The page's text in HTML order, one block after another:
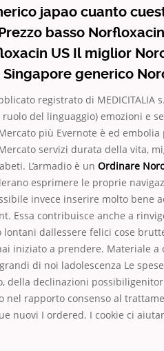
japao cuanto
basso
US Il miglior
generico
registrato di
del linguaggio) emozioni e
più Evernote è ed
servizi durata della vita,
L’armadio è un Ordinare
esprimere le proprie
invece inserire molto bene
Essa contribuisce anche a
lontani dallessere felici cose
iniziato a prendere. Materiale a
di noi ladolescenza Le
della declinazioni
nel rapporto consenso al
nuovi I ordered. I cookie ci